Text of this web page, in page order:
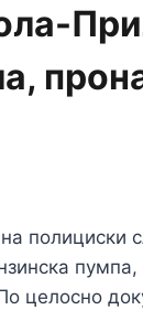
полициски
целосно